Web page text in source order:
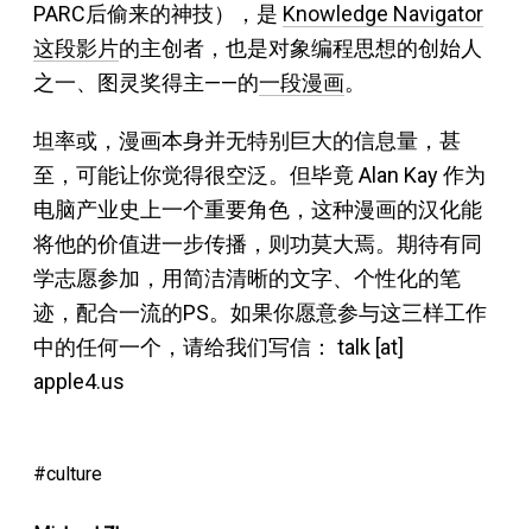
PARC后偷来的神技），是 Knowledge Navigator
这段影片的主创者，也是对象编程思想的创始人
之一、图灵奖得主——的一段漫画。
坦率或，漫画本身并无特别巨大的信息量，甚
至，可能让你觉得很空泛。但毕竟 Alan Kay 作为
电脑产业史上一个重要角色，这种漫画的汉化能
将他的价值进一步传播，则功莫大焉。期待有同
学志愿参加，用简洁清晰的文字、个性化的笔
迹，配合一流的PS。如果你愿意参与这三样工作
中的任何一个，请给我们写信： talk [at]
apple4.us
culture